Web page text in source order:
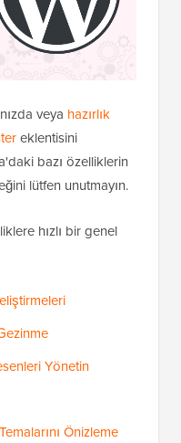
veya hazırlık
eklentisini
bazı özelliklerin
lütfen unutmayın.
hızlı bir genel
Yönetin
Önizleme